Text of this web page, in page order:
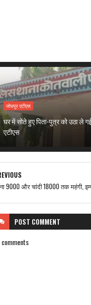
जोधपुर एटीएस
घर में सोते हुए पिता-पुत्र को उठा ले
एटीएस
9000 और चांदी 18000 तक महंगी,
POST COMMENT
comments